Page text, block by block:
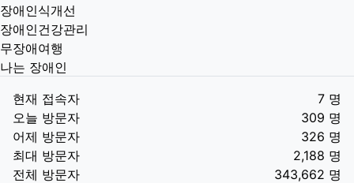
장애인식개선
장애인건강관리
무장애여행
나는 장애인
현재 접속자
7 명
오늘 방문자
309 명
어제 방문자
326 명
최대 방문자
2,188 명
전체 방문자
343,662 명